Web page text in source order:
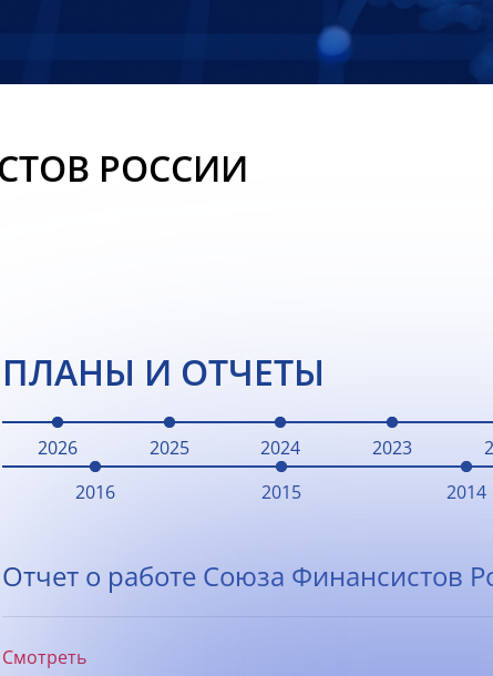
РОССИИ
ПЛАНЫ И ОТЧЕТЫ
2026 2025 2024 2023
2016
2015 2014
Отчет о работе Союза Финансистов
Смотреть